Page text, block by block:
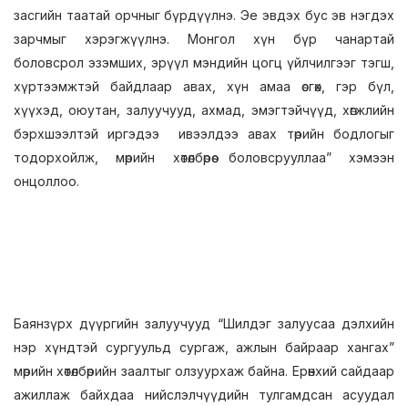
засгийн таатай орчныг бүрдүүлнэ. Эе эвдэх бус эв нэгдэх
зарчмыг хэрэгжүүлнэ. Монгол хүн бүр чанартай
боловсрол эзэмших, эрүүл мэндийн цогц үйлчилгээг тэгш,
хүртээмжтэй байдлаар авах, хүн амаа өсгөх, гэр бүл,
хүүхэд, оюутан, залуучууд, ахмад, эмэгтэйчүүд, хөгжлийн
бэрхшээлтэй иргэдээ ивээлдээ авах төрийн бодлогыг
тодорхойлж, мөрийн хөтөлбөрөө боловсрууллаа” хэмээн
онцоллоо.
Баянзүрх дүүргийн залуучууд “Шилдэг залуусаа дэлхийн
нэр хүндтэй сургуульд сургаж, ажлын байраар хангах”
мөрийн хөтөлбөрийн заалтыг олзуурхаж байна. Ерөнхий сайдаар
ажиллаж байхдаа нийслэлчүүдийн тулгамдсан асуудал